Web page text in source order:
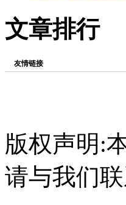
文章排行
友情链接
版权声明:
请与我们